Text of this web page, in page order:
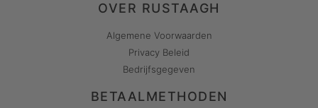
OVER RUSTAAGH
Algemene Voorwaarden
Privacy Beleid
Bedrijfsgegeven
BETAALMETHODEN